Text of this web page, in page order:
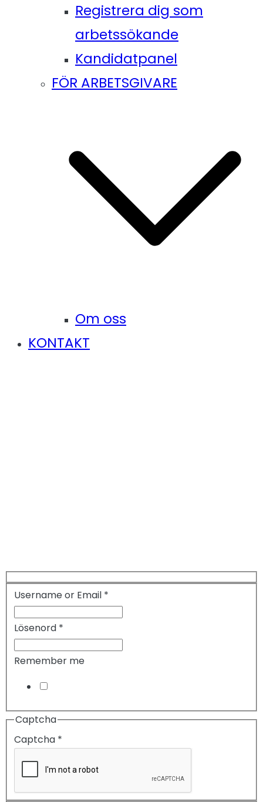
Registrera dig som
arbetssökande
Kandidatpanel
FÖR ARBETSGIVARE
Om oss
KONTAKT
Username or Email *
Lösenord *
Remember me
Captcha
Captcha *